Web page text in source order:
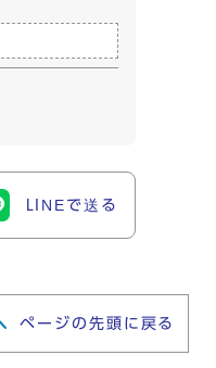
LINEで送る
ページの先頭に戻る